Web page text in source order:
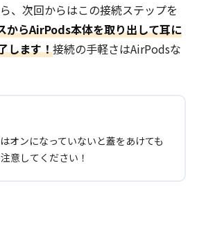
、次回からはこの接続ステップを
からAirPods本体を取り出して耳に
します！接続の手軽さはAirPodsな
オンになっていないと蓋をあけても
意してください！